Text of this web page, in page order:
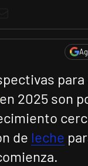
para
en 2025 son
de leche